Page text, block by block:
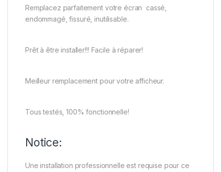
Remplacez parfaitement votre écran cassé,
endommagé, fissuré, inutilisable.
Prêt à être installer!!! Facile à réparer!
Meilleur remplacement pour votre afficheur.
Tous testés, 100% fonctionnelle!
Notice:
Une installation professionnelle est requise pour ce